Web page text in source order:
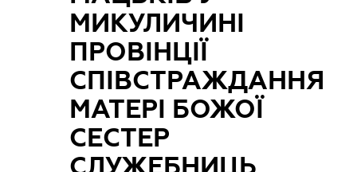
МИКУЛИЧИНІ
ПРОВІНЦІЇ
СПІВСТРАЖДАННЯ
МАТЕРІ БОЖОЇ
СЕСТЕР